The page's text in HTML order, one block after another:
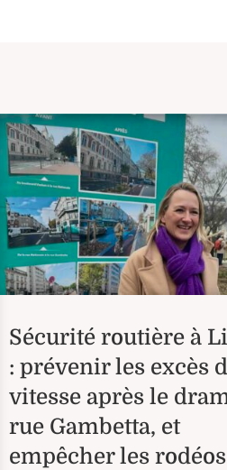
Sécurité routière à
: prévenir les excès
vitesse après le
rue Gambetta, et
empêcher les rodéos